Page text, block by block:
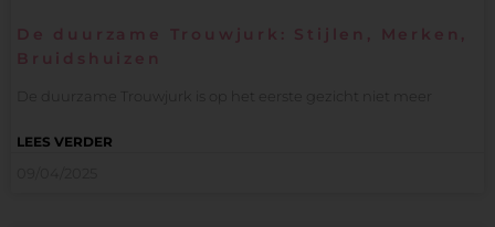
De duurzame Trouwjurk: Stijlen, Merken,
Bruidshuizen
De duurzame Trouwjurk is op het eerste gezicht niet meer
LEES VERDER